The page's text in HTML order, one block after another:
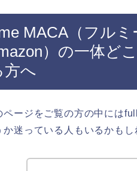
MACA（フル
）の一体ど
方へ
ページをご覧の方の中には
か迷っている人もいるかもし